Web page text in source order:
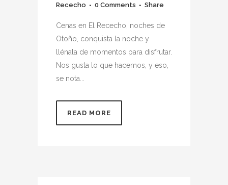
Rececho
0 Comments Share
Cenas en El Rececho, noches de
Otoño, conquista la noche y
llénala de momentos para disfrutar.
Nos gusta lo que hacemos, y eso,
se nota...
READ MORE